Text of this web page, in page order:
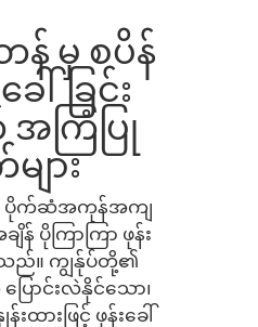
န် မှ စပိန်
ါ်ခြင်း
ကြံပြု
ျား
ပိုက်ဆံအကုန်အကျ
ျိန် ပိုကြာကြာ ဖုန်း
ါသည်။ ကျွန်ုပ်တို့၏
ောင်းလဲနိုင်သော၊
ားဖြင့် ဖုန်းခေါ်